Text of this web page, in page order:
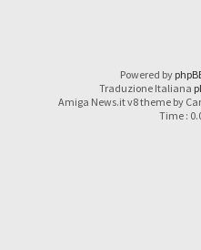
Powered by
Traduzione Italiana
Amiga News.it v8 theme by
Time :